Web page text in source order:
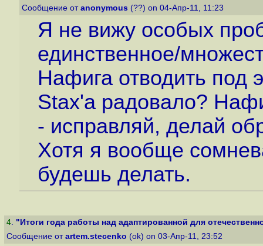
Сообщение от anonymous (??) on 04-Апр-11, 11:23
Я не вижу особых
единственное/
Нафига отводить под
Stax'а радовало?
- исправляй, делай
Хотя я вообще
будешь делать.
4. "Итоги года работы над адаптированной для
Сообщение от artem.stecenko (ok) on 03-Апр-11, 23:52